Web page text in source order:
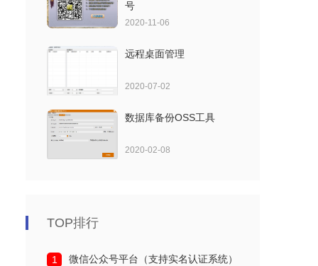
号
2020-11-06
远程桌面管理
2020-07-02
数据库备份OSS工具
2020-02-08
TOP排行
1 微信公众号平台（支持实名认证系统）